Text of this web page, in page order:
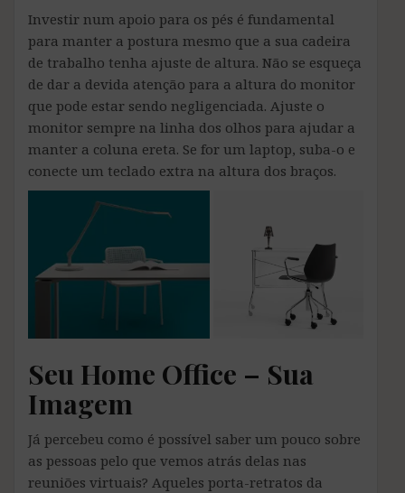
Investir num apoio para os pés é fundamental
para manter a postura mesmo que a sua cadeira
de trabalho tenha ajuste de altura. Não se esqueça
de dar a devida atenção para a altura do monitor
que pode estar sendo negligenciada. Ajuste o
monitor sempre na linha dos olhos para ajudar a
manter a coluna ereta. Se for um laptop, suba-o e
conecte um teclado extra na altura dos braços.
Seu Home Office – Sua
Imagem
Já percebeu como é possível saber um pouco sobre
as pessoas pelo que vemos atrás delas nas
reuniões virtuais? Aqueles porta-retratos da